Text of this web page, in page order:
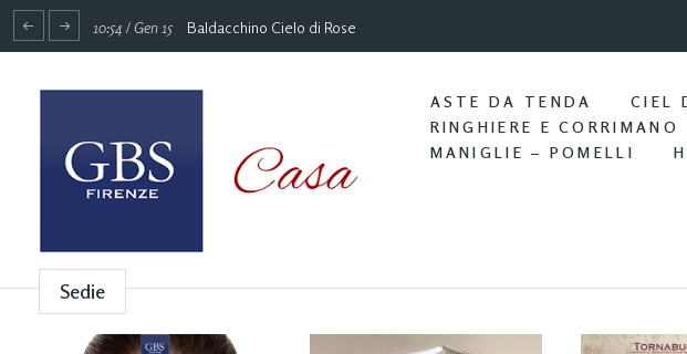
10:54 / Gen 15 Baldacchino Cielo di Rose
ASTE DA TENDA CIEL
RINGHIERE E CORRIMANO
MANIGLIE – POMELLI
Sedie